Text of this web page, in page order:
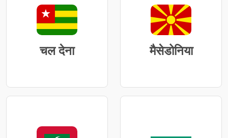
चल देना मैसेडोनिया